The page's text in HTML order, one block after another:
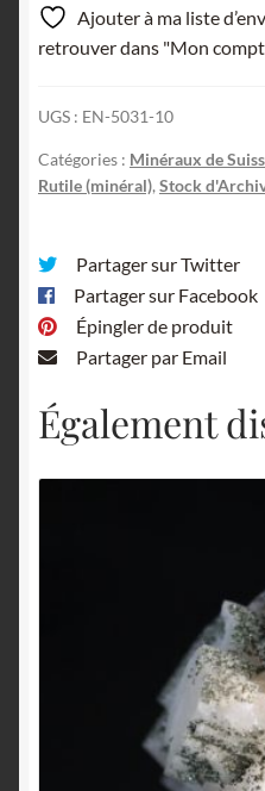
Ajouter à ma liste
retrouver dans "Mon
UGS : EN-5031-10
Catégories : Minéraux de
Rutile (minéral), Stock
Partager sur Twitter
Partager sur Facebook
Épingler de produit
Partager par Email
Également